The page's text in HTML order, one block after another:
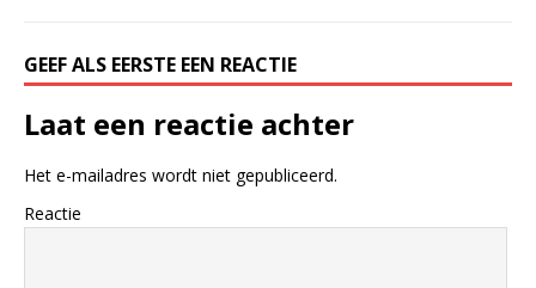
GEEF ALS EERSTE EEN REACTIE
Laat een reactie achter
Het e-mailadres wordt niet gepubliceerd.
Reactie